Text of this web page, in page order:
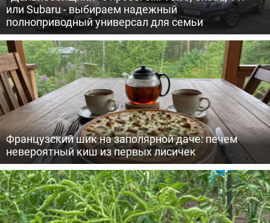
или Subaru - выбираем надежный
полноприводный универсал для семьи
Французский шик на заполярной даче: печем
невероятный киш из первых лисичек